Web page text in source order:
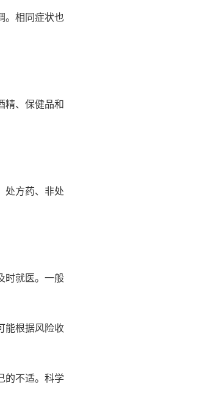
。相同症状也
精、保健品和
处方药、非处
时就医。一般
能根据风险收
的不适。科学